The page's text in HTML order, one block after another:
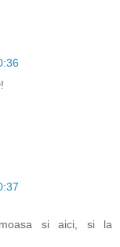
si aici, si la